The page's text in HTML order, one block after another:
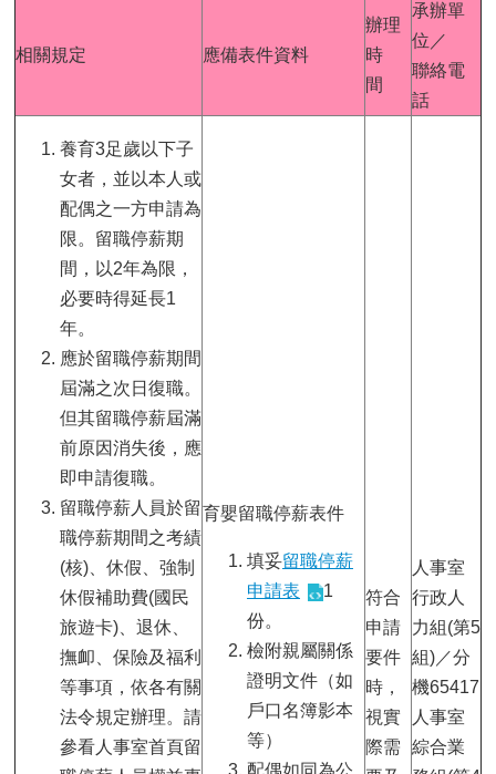
相關規定 應備表件資料
辦理
時
間
承辦單
位／
聯絡電
話
養育3足歲以下子
女者，並以本人或
配偶之一方申請為
限。留職停薪期
間，以2年為限，
必要時得延長1
年。
應於留職停薪期間
屆滿之次日復職。
但其留職停薪屆滿
前原因消失後，應
即申請復職。
留職停薪人員於留
職停薪期間之考績
(核)、休假、強制
休假補助費(國民
旅遊卡)、退休、
撫卹、保險及福利
等事項，依各有關
法令規定辦理。請
參看人事室首頁留
育嬰留職停薪表件
填妥留職停薪
申請表
1
份。
檢附親屬關係
證明文件（如
戶口名簿影本
等）
配偶如同為公
符合
申請
要件
時，
視實
際需
人事室
行政人
力組(第5
組)／分
機65417
人事室
綜合業